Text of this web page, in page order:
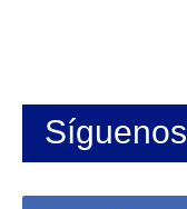
Síguenos